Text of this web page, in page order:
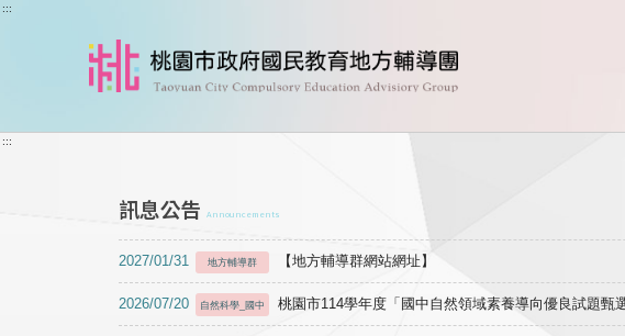
跳到主要內容
:::
:::
訊息公告 Announcements
2027/01/31 地方輔導群 【地方輔導群網站網址】
2026/07/20 自然科學_國中 桃園市114學年度「國中自然領域素養導向優良試題甄